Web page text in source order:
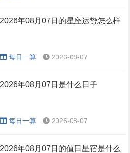
2026年08月07日的星座运势怎么样
每日一算 2026-08-07
2026年08月07日是什么日子
每日一算 2026-08-07
2026年08月07日的值日星宿是什么